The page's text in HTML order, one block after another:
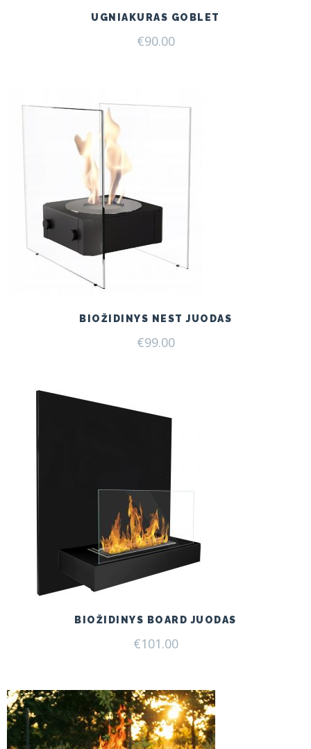
UGNIAKURAS GOBLET
€90.00
BIOŽIDINYS NEST JUODAS
€99.00
BIOŽIDINYS BOARD JUODAS
€101.00